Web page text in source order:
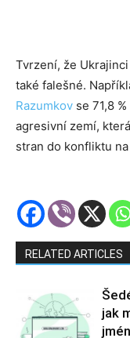
Tvrzení, že
také falešné.
Razumkov se 71,8
agresivní zemí,
stran do konfliktu
RELATED ARTICLES
jak